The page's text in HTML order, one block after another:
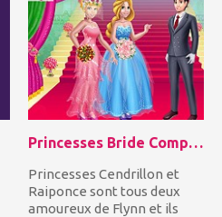
Princesses Bride Competition
Princesses Cendrillon et
Raiponce sont tous deux
amoureux de Flynn et ils